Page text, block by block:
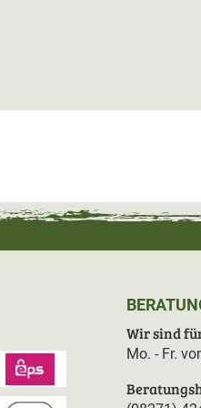
Wir sind
Mo. - Fr.